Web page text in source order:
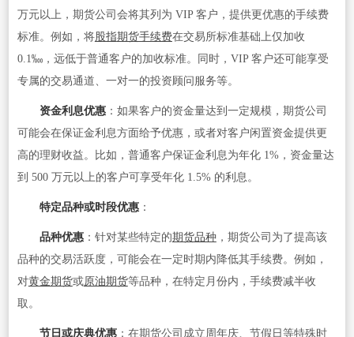
万元以上，期货公司会将其列为 VIP 客户，提供更优惠的手续费
标准。例如，将股指期货手续费在交易所标准基础上仅加收
0.1‱，远低于普通客户的加收标准。同时，VIP 客户还可能享受
专属的交易通道、一对一的投资顾问服务等。
资金利息优惠：如果客户的资金量达到一定规模，期货公司
可能会在保证金利息方面给予优惠，或者对客户闲置资金提供更
高的理财收益。比如，普通客户保证金利息为年化 1%，资金量达
到 500 万元以上的客户可享受年化 1.5% 的利息。
特定品种或时段优惠：
品种优惠：针对某些特定的期货品种，期货公司为了提高该
品种的交易活跃度，可能会在一定时期内降低其手续费。例如，
对黄金期货或原油期货等品种，在特定月份内，手续费减半收
取。
节日或庆典优惠：在期货公司成立周年庆、节假日等特殊时